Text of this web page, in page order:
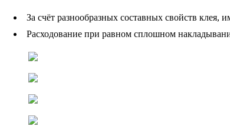
За счёт разнообразных составных свойств клея,
Расходование при равном сплошном